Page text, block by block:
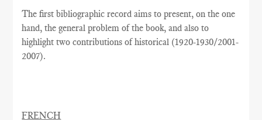
Thefirst bibliographic record aims to present, on the one
hand, the general problem of the book, and also to
highlight two contributions of historical (1920-1930/2001-
2007).
FRENCH